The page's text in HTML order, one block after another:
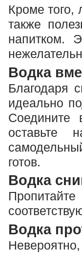
Кроме того,
также
напитком.
Водка
Благодаря
идеально
Соедините
оставьте
готов.
Водка
Водка